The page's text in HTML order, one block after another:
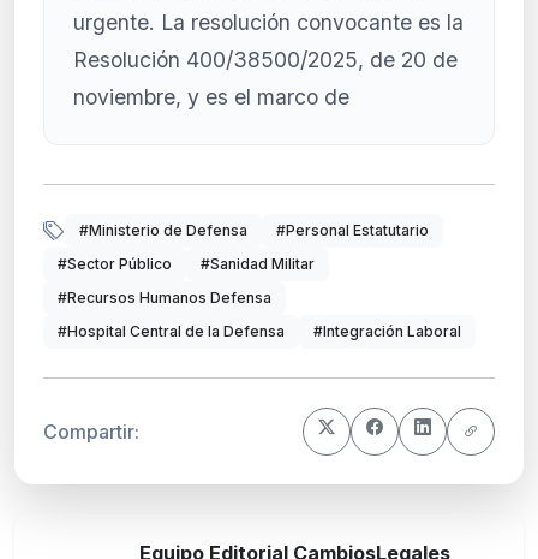
urgente. La resolución convocante es la
Resolución 400/38500/2025, de 20 de
noviembre, y es el marco de
#Ministerio de Defensa
#Personal Estatutario
#Sector Público
#Sanidad Militar
#Recursos Humanos Defensa
#Hospital Central de la Defensa
#Integración Laboral
Compartir:
Equipo Editorial CambiosLegales